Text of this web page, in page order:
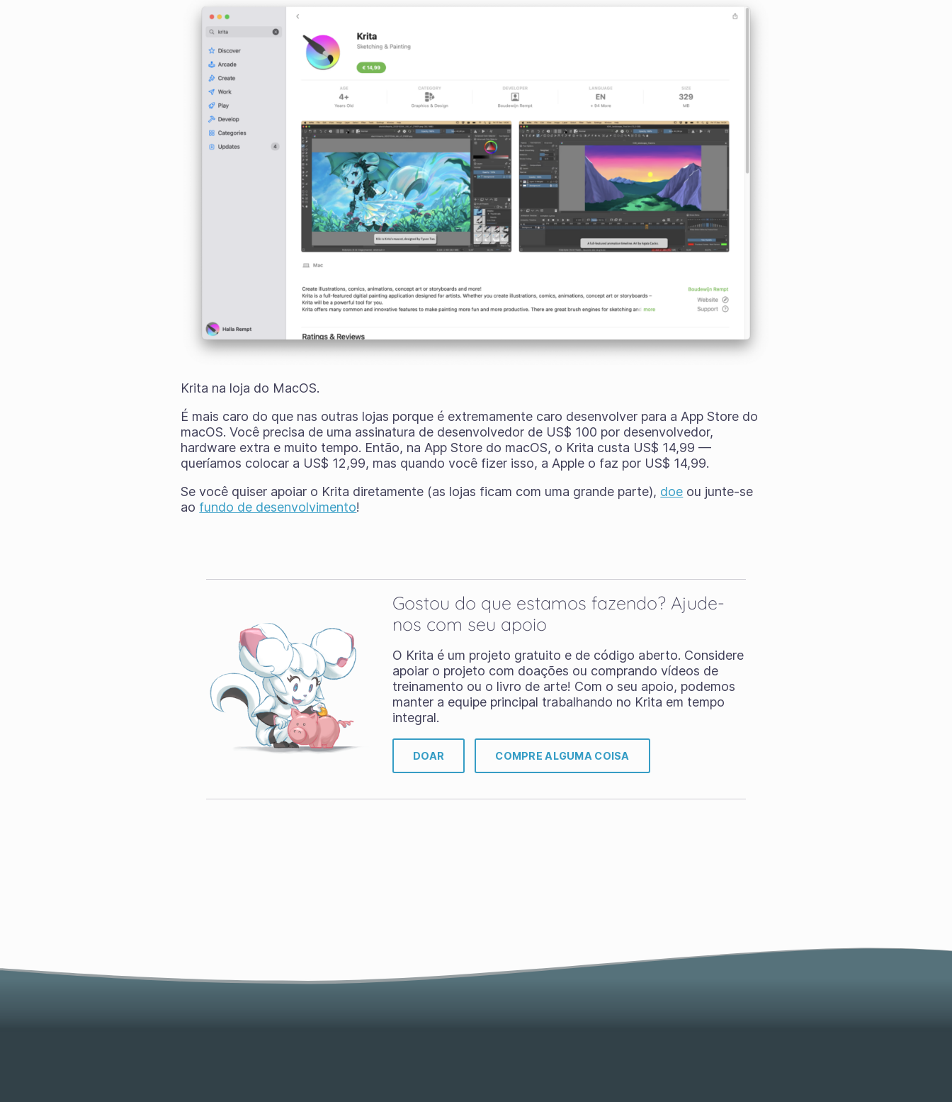
Krita na loja do MacOS.
É mais caro do que nas outras lojas porque é extremamente caro desenvolver para a App Store do
macOS. Você precisa de uma assinatura de desenvolvedor de US$ 100 por desenvolvedor,
hardware extra e muito tempo. Então, na App Store do macOS, o Krita custa US$ 14,99 —
queríamos colocar a US$ 12,99, mas quando você fizer isso, a Apple o faz por US$ 14,99.
Se você quiser apoiar o Krita diretamente (as lojas ficam com uma grande parte), doe ou junte-se
ao fundo de desenvolvimento!
Gostou do que estamos fazendo? Ajude-
nos com seu apoio
O Krita é um projeto gratuito e de código aberto. Considere
apoiar o projeto com doações ou comprando vídeos de
treinamento ou o livro de arte! Com o seu apoio, podemos
manter a equipe principal trabalhando no Krita em tempo
integral.
DOAR COMPRE ALGUMA COISA